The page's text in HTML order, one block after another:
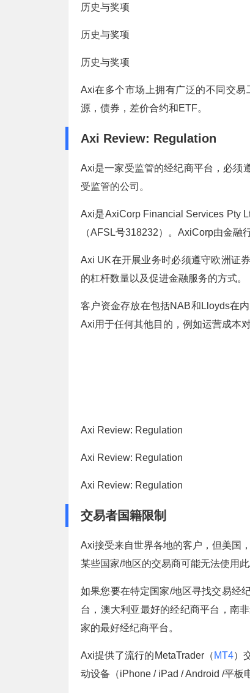
历史与奖项
历史与奖项
历史与奖项
Axi在多个市场上拥有广泛的不同交
源，债券，差价合约和ETF。
Axi Review: Regulation
Axi是一家受监管的经纪商平台，必须
受监管的公司。
Axi是AxiCorp Financial Services Pty
（AFSL号318232）。AxiCorp由金融
Axi UK在开展业务时必须遵守欧洲证
的杠杆数量以及促进金融服务的方式。
客户资金存放在包括NAB和Lloyds在
Axi用于任何其他目的，例如运营成本对
Axi Review: Regulation
Axi Review: Regulation
Axi Review: Regulation
交易者国籍限制
Axi接受来自世界各地的客户，但美国
某些国家/地区的交易商可能无法使用
如果您要在特定国家/地区寻找交易经
台，澳大利亚最好的经纪商平台，南
家的最好经纪商平台。
Axi提供了流行的MetaTrader（ MT4）
动设备（iPhone / iPad / Android /平板